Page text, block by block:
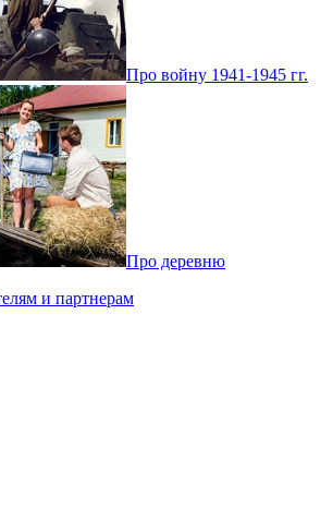
Про войну 1941-1945 гг.
Про деревню
и партнерам